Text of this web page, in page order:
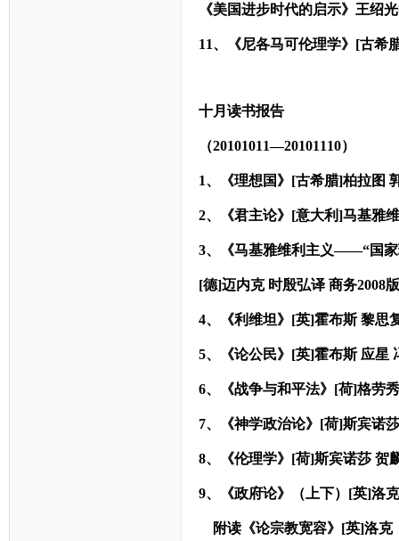
《美国进步时代的启示》王绍
11、《尼各马可伦理学》[古希
十月读书报告
（20101011—20101110）
1、《理想国》[古希腊]柏拉图
2、《君主论》[意大利]马基雅
3、《马基雅维利主义——“国家
[德]迈内克 时殷弘译 商务2008版
4、《利维坦》[英]霍布斯 黎思
5、《论公民》[英]霍布斯 应星
6、《战争与和平法》[荷]格劳
7、《神学政治论》[荷]斯宾诺
8、《伦理学》[荷]斯宾诺莎 贺
9、《政府论》（上下）[英]洛
附读《论宗教宽容》[英]洛克